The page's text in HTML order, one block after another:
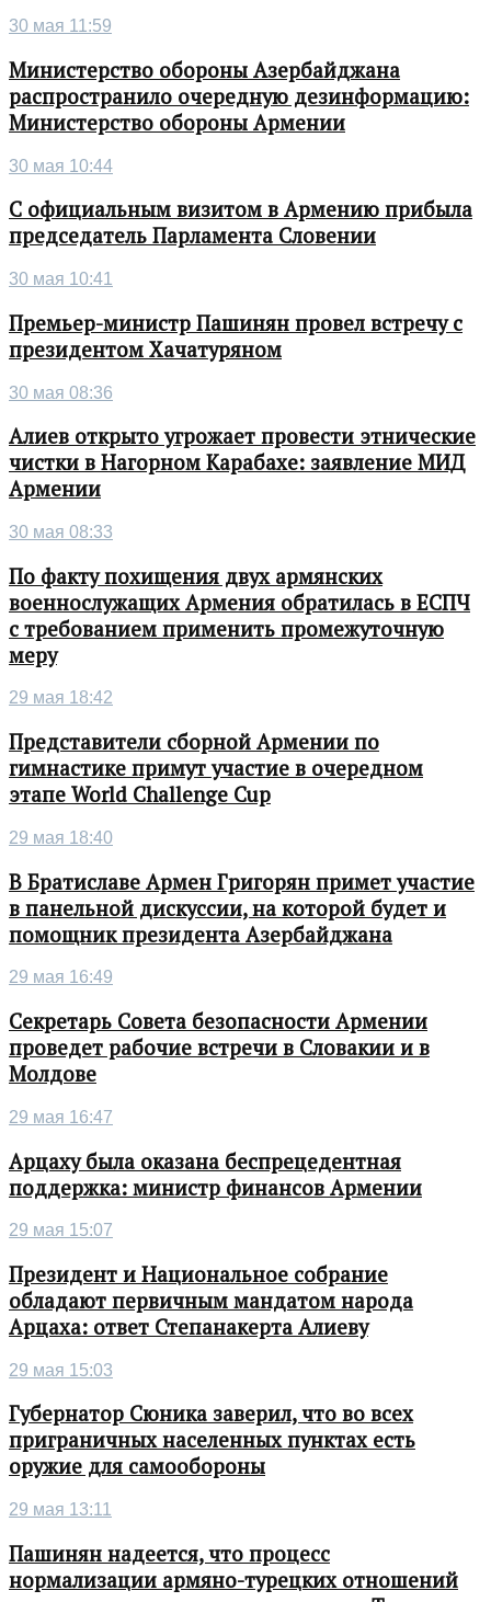
30 мая 11:59
Министерство обороны Азербайджана
распространило очередную дезинформацию:
Министерство обороны Армении
30 мая 10:44
С официальным визитом в Армению прибыла
председатель Парламента Словении
30 мая 10:41
Премьер-министр Пашинян провел встречу с
президентом Хачатуряном
30 мая 08:36
Алиев открыто угрожает провести этнические
чистки в Нагорном Карабахе: заявление МИД
Армении
30 мая 08:33
По факту похищения двух армянских
военнослужащих Армения обратилась в ЕСПЧ
с требованием применить промежуточную
меру
29 мая 18:42
Представители сборной Армении по
гимнастике примут участие в очередном
этапе World Challenge Cup
29 мая 18:40
В Братиславе Армен Григорян примет участие
в панельной дискуссии, на которой будет и
помощник президента Азербайджана
29 мая 16:49
Секретарь Совета безопасности Армении
проведет рабочие встречи в Словакии и в
Молдове
29 мая 16:47
Арцаху была оказана беспрецедентная
поддержка: министр финансов Армении
29 мая 15:07
Президент и Национальное собрание
обладают первичным мандатом народа
Арцаха: ответ Степанакерта Алиеву
29 мая 15:03
Губернатор Сюника заверил, что во всех
приграничных населенных пунктах есть
оружие для самообороны
29 мая 13:11
Пашинян надеется, что процесс
нормализации армяно-турецких отношений